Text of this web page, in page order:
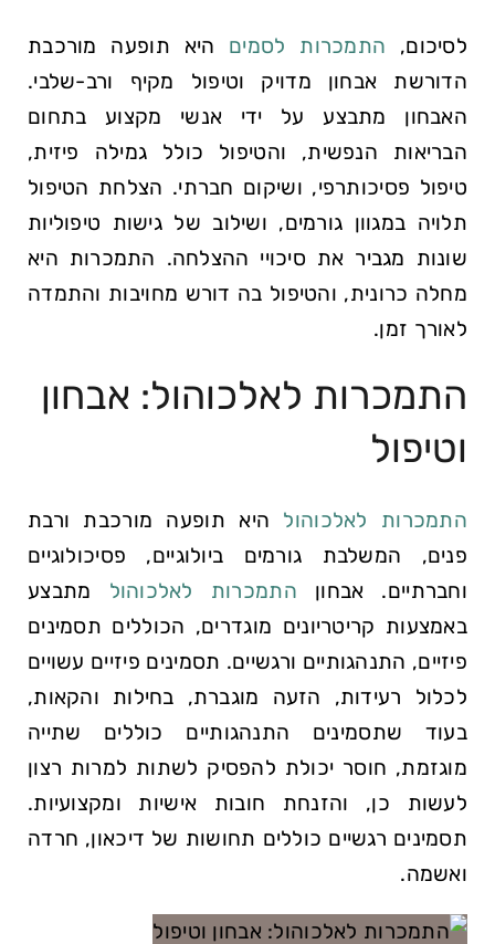
לסיכום, התמכרות לסמים היא תופעה מורכבת
הדורשת אבחון מדויק וטיפול מקיף ורב-שלבי.
האבחון מתבצע על ידי אנשי מקצוע בתחום
הבריאות הנפשית, והטיפול כולל גמילה פיזית,
טיפול פסיכותרפי, ושיקום חברתי. הצלחת הטיפול
תלויה במגוון גורמים, ושילוב של גישות טיפוליות
שונות מגביר את סיכויי ההצלחה. התמכרות היא
מחלה כרונית, והטיפול בה דורש מחויבות והתמדה
לאורך זמן.
התמכרות לאלכוהול: אבחון
וטיפול
התמכרות לאלכוהול היא תופעה מורכבת ורבת
פנים, המשלבת גורמים ביולוגיים, פסיכולוגיים
וחברתיים. אבחון התמכרות לאלכוהול מתבצע
באמצעות קריטריונים מוגדרים, הכוללים תסמינים
פיזיים, התנהגותיים ורגשיים. תסמינים פיזיים עשויים
לכלול רעידות, הזעה מוגברת, בחילות והקאות,
בעוד שתסמינים התנהגותיים כוללים שתייה
מוגזמת, חוסר יכולת להפסיק לשתות למרות רצון
לעשות כן, והזנחת חובות אישיות ומקצועיות.
תסמינים רגשיים כוללים תחושות של דיכאון, חרדה
ואשמה.